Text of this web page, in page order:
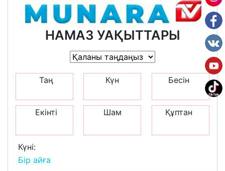
НАМАЗ УАҚЫТТАРЫ
Таң Күн Бесін
Екінті Шам Құптан
Күні:
Бір айға